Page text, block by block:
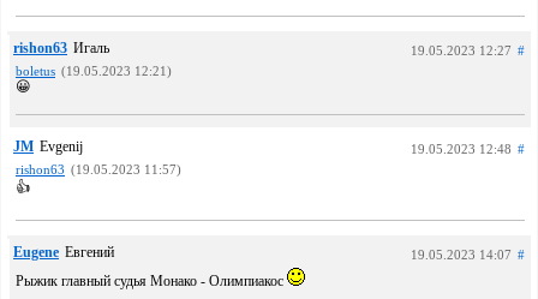
rishon63 Игаль 19.05.2023 12:27 #
boletus (19.05.2023 12:21)
😀
JM Evgenij 19.05.2023 12:48 #
rishon63 (19.05.2023 11:57)
👍
Eugene Евгений 19.05.2023 14:07 #
Рыжик главный судья Монако - Олимпиакос